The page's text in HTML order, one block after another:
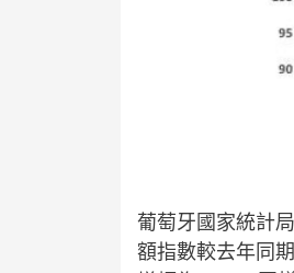
葡萄牙國家統計
額指數較去年同